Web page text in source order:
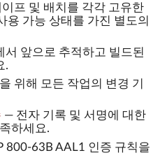
이프 및 배치를 각각 고유한
용 가능 상태를 가진 별도의
서 앞으로 추적하고 빌드된
.
위해 모든 작업의 변경 기
— 전자 기록 및 서명에 대한
하세요.
800-63B AAL1 인증 규칙을